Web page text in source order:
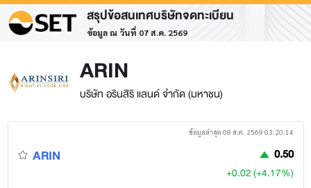
สรุปข้อสนเทศบริษัทจดทะเบียน
ข้อมูล ณ วันที่ 07 ส.ค. 2569
ARIN
บริษัท อรินสิริ แลนด์ จำกัด (มหาชน)
ข้อมูลล่าสุด 08 ส.ค. 2569 03:20:14
ARIN 0.50
+0.02 (+4.17%)